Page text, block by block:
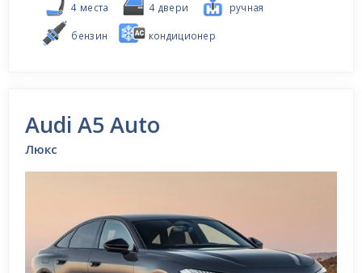
4 местa 4 двери ручная
бензин кондиционер
Audi A5 Auto
Люкс